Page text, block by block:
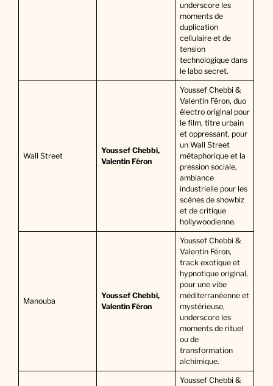
underscore les
moments de
duplication
cellulaire et de
tension
technologique dans
le labo secret.
Wall Street
Youssef Chebbi,
Valentin Féron
Youssef Chebbi &
Valentin Féron, duo
électro original pour
le film, titre urbain
et oppressant, pour
un Wall Street
métaphorique et la
pression sociale,
ambiance
industrielle pour les
scènes de showbiz
et de critique
hollywoodienne.
Manouba
Youssef Chebbi,
Valentin Féron
Youssef Chebbi &
Valentin Féron,
track exotique et
hypnotique original,
pour une vibe
méditerranéenne et
mystérieuse,
underscore les
moments de rituel
ou de
transformation
alchimique.
Youssef Chebbi &